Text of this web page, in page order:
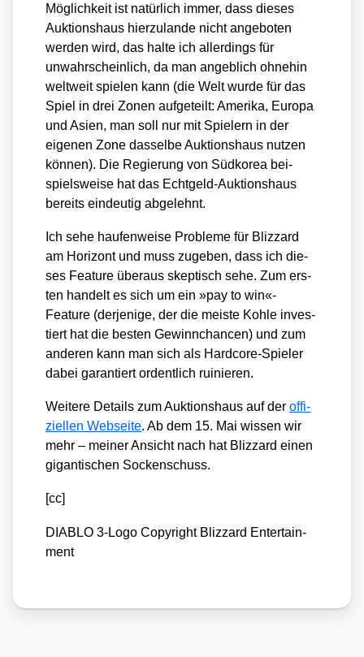
Mög­lich­keit ist natür­lich immer, dass die­ses
Auk­ti­ons­haus hier­zu­lan­de nicht ange­bo­ten
wer­den wird, das hal­te ich aller­dings für
unwahr­schein­lich, da man angeb­lich ohne­hin
welt­weit spie­len kann (die Welt wur­de für das
Spiel in drei Zonen auf­ge­teilt: Ame­ri­ka, Euro­pa
und Asi­en, man soll nur mit Spie­lern in der
eige­nen Zone das­sel­be Auk­ti­ons­haus nut­zen
kön­nen). Die Regie­rung von Süd­ko­rea bei­
spiels­wei­se hat das Echt­geld-Auk­ti­ons­haus
bereits ein­deu­tig abge­lehnt.
Ich sehe hau­fen­wei­se Pro­ble­me für Bliz­zard
am Hori­zont und muss zuge­ben, dass ich die­
ses Fea­ture über­aus skep­tisch sehe. Zum ers­
ten han­delt es sich um ein »pay to win«-
Feature (der­je­ni­ge, der die meis­te Koh­le inves­
tiert hat die bes­ten Gewinn­chan­cen) und zum
ande­ren kann man sich als Hard­core-Spie­ler
dabei garan­tiert ordent­lich rui­nie­ren.
Wei­te­re Details zum Auk­ti­ons­haus auf deroffi­
zi­el­len Web­sei­te. Ab dem 15. Mai wis­sen wir
mehr – mei­ner Ansicht nach hat Bliz­zard einen
gigan­ti­schen Socken­schuss.
[cc]
DIABLO 3‑Logo Copy­right Bliz­zard Enter­tain­
ment